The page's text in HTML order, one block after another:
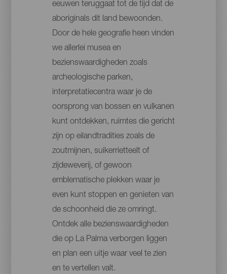
eeuwen teruggaat tot de tijd dat de
aboriginals dit land bewoonden.
Door de hele geografie heen vinden
we allerlei musea en
bezienswaardigheden zoals
archeologische parken,
interpretatiecentra waar je de
oorsprong van bossen en vulkanen
kunt ontdekken, ruimtes die gericht
zijn op eilandtradities zoals de
zoutmijnen, suikerrietteelt of
zijdeweverij, of gewoon
emblematische plekken waar je
even kunt stoppen en genieten van
de schoonheid die ze omringt.
Ontdek alle bezienswaardigheden
die op La Palma verborgen liggen
en plan een uitje waar veel te zien
en te vertellen valt.